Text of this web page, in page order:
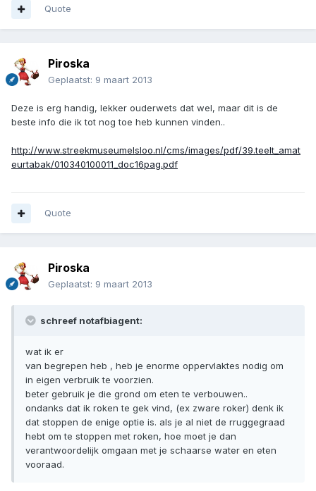
Quote
Piroska
Geplaatst: 9 maart 2013
Deze is erg handig, lekker ouderwets dat wel, maar dit is de
beste info die ik tot nog toe heb kunnen vinden..
http://www.streekmuseumelsloo.nl/cms/images/pdf/39.teelt_amat
eurtabak/010340100011_doc16pag.pdf
Quote
Piroska
Geplaatst: 9 maart 2013
schreef notafbiagent:
wat ik er
van begrepen heb , heb je enorme oppervlaktes nodig om
in eigen verbruik te voorzien.
beter gebruik je die grond om eten te verbouwen..
ondanks dat ik roken te gek vind, (ex zware roker) denk ik
dat stoppen de enige optie is. als je al niet de rruggegraad
hebt om te stoppen met roken, hoe moet je dan
verantwoordelijk omgaan met je schaarse water en eten
vooraad.